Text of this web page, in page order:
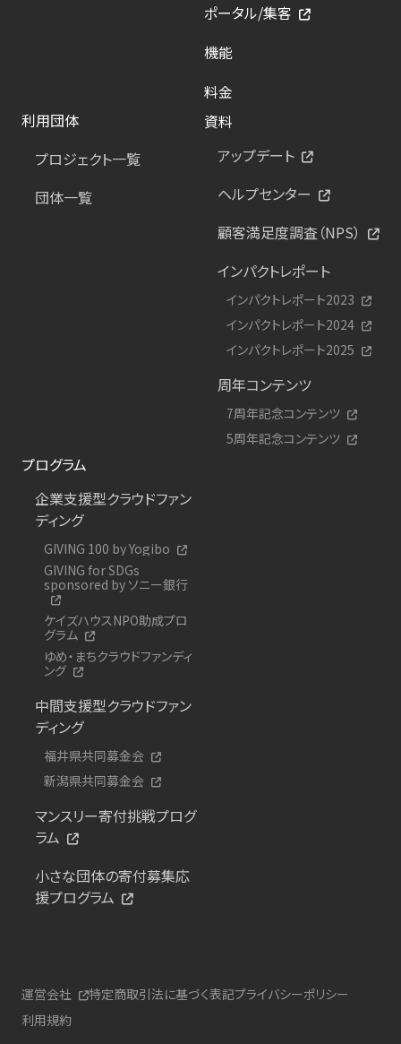
ポータル/集客
機能
料金
利用団体
プロジェクト一覧
団体一覧
資料
アップデート
ヘルプセンター
顧客満足度調査（NPS）
インパクトレポート
インパクトレポート2023
インパクトレポート2024
インパクトレポート2025
周年コンテンツ
7周年記念コンテンツ
5周年記念コンテンツ
プログラム
企業支援型クラウドファン
ディング
GIVING 100 by Yogibo
GIVING for SDGs
sponsored by ソニー銀行
ケイズハウスNPO助成プロ
グラム
ゆめ・まちクラウドファンディ
ング
中間支援型クラウドファン
ディング
福井県共同募金会
新潟県共同募金会
マンスリー寄付挑戦プログ
ラム
小さな団体の寄付募集応
援プログラム
運営会社 特定商取引法に基づく表記プライバシーポリシー
利用規約